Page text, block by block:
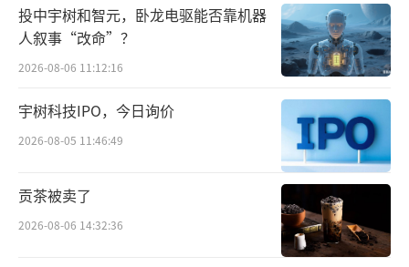
投中宇树和智元，卧龙电驱能否靠机器
人叙事“改命”？
2026-08-06 11:12:16
宇树科技IPO，今日询价
2026-08-05 11:46:49
贡茶被卖了
2026-08-06 14:32:36